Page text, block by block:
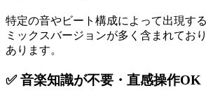
特定の音やビート構成によって出現す
ミックスバージョンが多く含まれてお
あります。
✅ 音楽知識が不要・直感操作OK